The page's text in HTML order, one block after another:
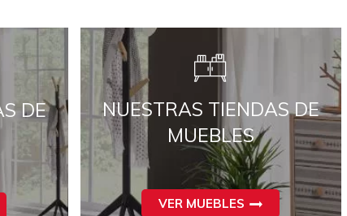
DE
NUESTRAS TIENDAS DE
MUEBLES
VER MUEBLES